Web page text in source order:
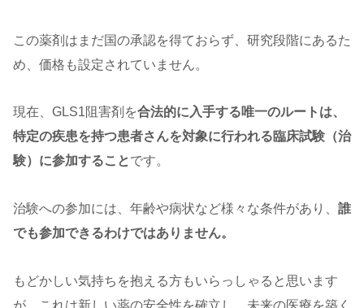
この薬剤はまだ国の承認を得ておらず、研究段階にあるた
め、価格も設定されていません。
現在、GLS1阻害剤を合法的に入手する唯一のルートは、
特定の疾患を持つ患者さんを対象に行われる臨床試験（治
験）に参加することです。
治験への参加には、年齢や病状など様々な条件があり、 誰
でも参加できるわけではありません。
もどかしい気持ちを抱える方もいらっしゃると思います
が、これは新しい薬の安全性を確立し、未来の医療を築く